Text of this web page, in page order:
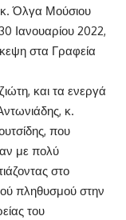
Όλγα Μούσιου
Ιανουαρίου 2022,
στα Γραφεία
και τα ενεργά
κ.
που
με πολύ
στο
πληθυσμού στην
του